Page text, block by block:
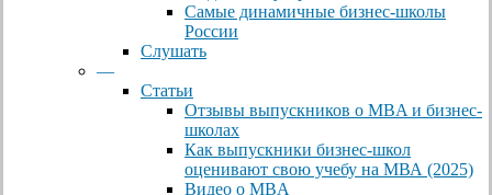
Самые динамичные бизнес-школы
России
Слушать
—
Статьи
Отзывы выпускников о MBA и бизнес-
школах
Как выпускники бизнес-школ
оценивают свою учебу на МВА (2025)
Видео о MBA